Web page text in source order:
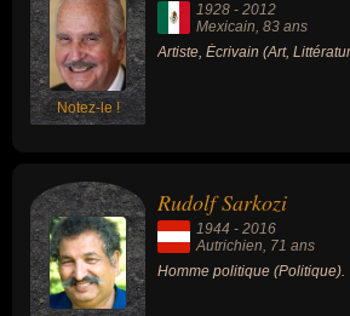
Notez-le !
1928 - 2012
Mexicain, 83 ans
Artiste, Écrivain (Art,
Rudolf Sarkozi
1944 - 2016
Autrichien, 71 ans
Homme politique (Politique).